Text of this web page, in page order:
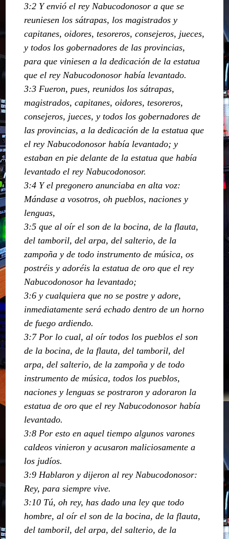
3:2 Y envió el rey Nabucodonosor a que se
reuniesen los sátrapas, los magistrados y
capitanes, oidores, tesoreros, consejeros, jueces,
y todos los gobernadores de las provincias,
para que viniesen a la dedicación de la estatua
que el rey Nabucodonosor había levantado.
3:3 Fueron, pues, reunidos los sátrapas,
magistrados, capitanes, oidores, tesoreros,
consejeros, jueces, y todos los gobernadores de
las provincias, a la dedicación de la estatua que
el rey Nabucodonosor había levantado; y
estaban en pie delante de la estatua que había
levantado el rey Nabucodonosor.
3:4 Y el pregonero anunciaba en alta voz:
Mándase a vosotros, oh pueblos, naciones y
lenguas,
3:5 que al oír el son de la bocina, de la flauta,
del tamboril, del arpa, del salterio, de la
zampoña y de todo instrumento de música, os
postréis y adoréis la estatua de oro que el rey
Nabucodonosor ha levantado;
3:6 y cualquiera que no se postre y adore,
inmediatamente será echado dentro de un horno
de fuego ardiendo.
3:7 Por lo cual, al oír todos los pueblos el son
de la bocina, de la flauta, del tamboril, del
arpa, del salterio, de la zampoña y de todo
instrumento de música, todos los pueblos,
naciones y lenguas se postraron y adoraron la
estatua de oro que el rey Nabucodonosor había
levantado.
3:8 Por esto en aquel tiempo algunos varones
caldeos vinieron y acusaron maliciosamente a
los judíos.
3:9 Hablaron y dijeron al rey Nabucodonosor:
Rey, para siempre vive.
3:10 Tú, oh rey, has dado una ley que todo
hombre, al oír el son de la bocina, de la flauta,
del tamboril, del arpa, del salterio, de la